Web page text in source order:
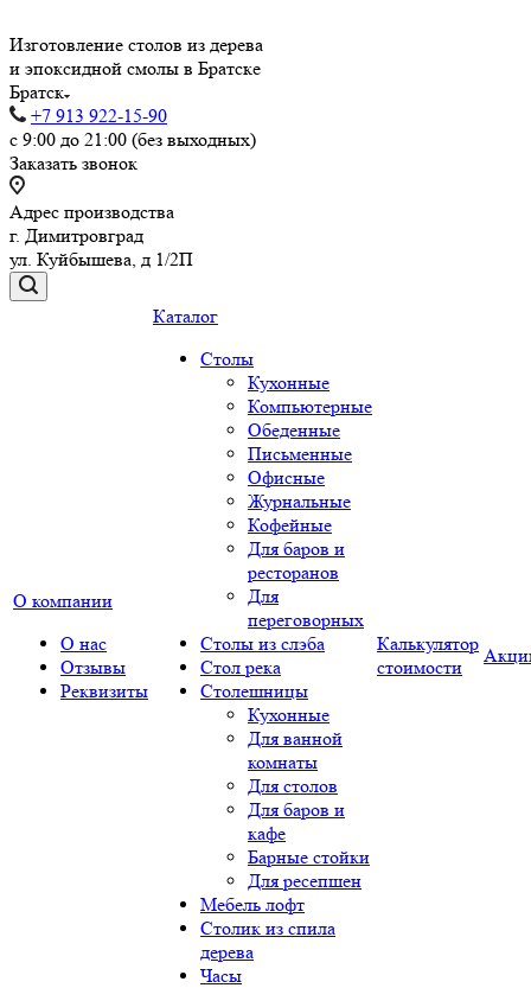
Изготовление столов из дерева
и эпоксидной смолы в Братске
Братск
+7 913 922-15-90
с 9:00 до 21:00 (без выходных)
Заказать звонок
Адрес производства
г. Димитровград
ул. Куйбышева, д 1/2П
О компании
О нас
Отзывы
Реквизиты
Каталог
Столы
Кухонные
Компьютерные
Обеденные
Письменные
Офисные
Журнальные
Кофейные
Для баров и
ресторанов
Для
переговорных
Столы из слэба
Стол река
Столешницы
Кухонные
Для ванной
комнаты
Для столов
Для баров и
кафе
Барные стойки
Для ресепшен
Мебель лофт
Столик из спила
дерева
Часы
Калькулятор
стоимости